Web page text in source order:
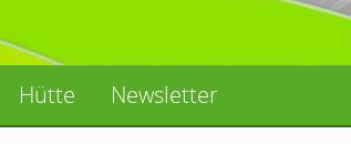
Hütte Newsletter